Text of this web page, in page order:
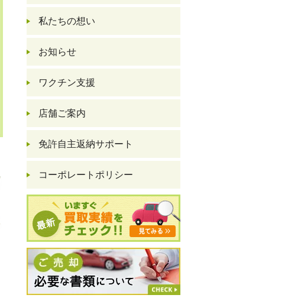
私たちの想い
お知らせ
ワクチン支援
店舗ご案内
免許自主返納サポート
コーポレートポリシー